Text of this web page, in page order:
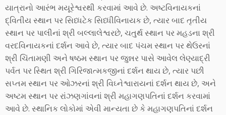
યાત્રાનો આરંભ મયૂરેશ્વરથી કરવામાં આવે છે. અષ્ટવિનાયકનાં
દ્વિતીય સ્થાન પર સિધ્ધટેક સિધ્ધીવિનાયક છે, ત્યાર બાદ તૃતીય
સ્થાન પર પાલીનાં શ્રી બલ્લાલેશ્વરછે, ચતુર્થ સ્થાન પર મહડના શ્રી
વરદવિનાયકનાં દર્શન આવે છે, ત્યાર બાદ પંચમ સ્થાન પર થેઉરનાં
શ્રી ચિંતામણી અને ષષ્ઠમ સ્થાન પર જુન્નર પાસે આવેલ લેણ્યાદ્રી
પર્વત પર સ્થિત શ્રી ગિરિજાત્મકજીનાં દર્શન થાય છે, ત્યાર પછી
સપ્તમ સ્થાન પર ઓઝરનાં શ્રી વિઘ્નેશ્વારાયનાં દર્શન થાય છે, અને
અષ્ટમ સ્થાન પર રાંઝણગાંવનાં શ્રી મહાગણપતિનાં દર્શન કરવામાં
આવે છે. સ્થાનિક લોકોમાં એવી માન્યતા છે કે મહાગણપતિનાં દર્શન